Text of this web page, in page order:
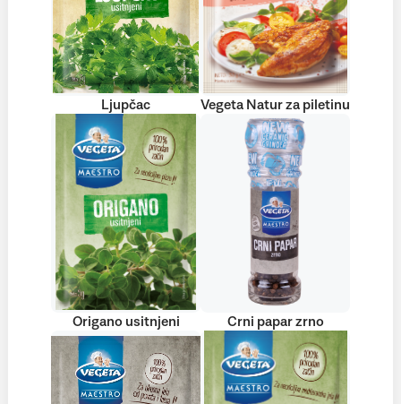
Ljupčac Vegeta Natur za piletinu
Origano usitnjeni Crni papar zrno